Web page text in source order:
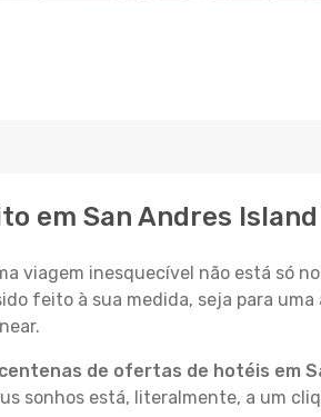
em San Andres Island
viagem inesquecível não está só
feito à sua medida, seja para
centenas de ofertas de hotéis em
sonhos está, literalmente, a um